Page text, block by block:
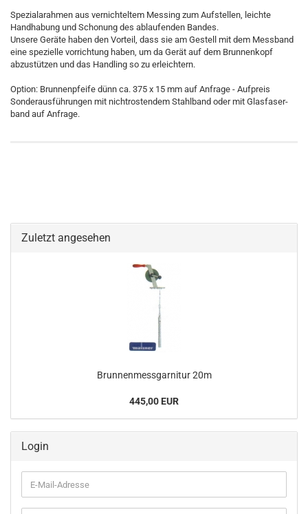
Spezialarahmen aus vernichteltem Messing zum Aufstellen, leichte
Handhabung und Schonung des ablaufenden Bandes.
Unsere Geräte haben den Vorteil, dass sie am Gestell mit dem Messband
eine spezielle vorrichtung haben, um da Gerät auf dem Brunnenkopf
abzustützen und das Handling so zu erleichtern.
Option: Brunnenpfeife dünn ca. 375 x 15 mm auf Anfrage - Aufpreis
Sonderausführungen mit nichtrostendem Stahlband oder mit Glasfaser-
band auf Anfrage.
Zuletzt angesehen
Brunnenmessgarnitur 20m
445,00 EUR
Login
E-
Mail-
Adresse